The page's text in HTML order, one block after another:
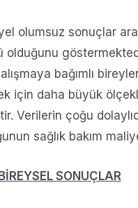
olumsuz sonuçlar
olduğunu
bağımlı
için daha büyük
Verilerin çoğu
sağlık bakım
SONUÇLAR